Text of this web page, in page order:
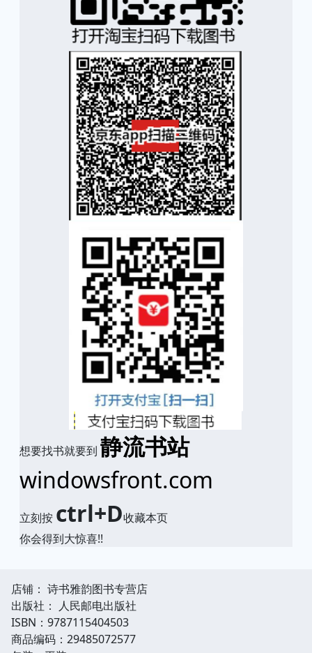
想要找书就要到 静流书站
windowsfront.com
立刻按 ctrl+D收藏本页
你会得到大惊喜!!
店铺： 诗书雅韵图书专营店
出版社： 人民邮电出版社
ISBN：9787115404503
商品编码：29485072577